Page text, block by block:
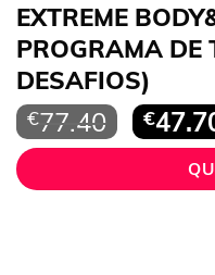
EXTREME
PROGRAMA DE
DESAFIOS)
€77.40
O
preço
era:
€